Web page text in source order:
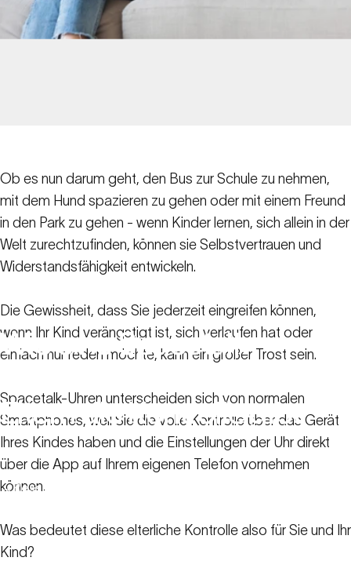
WieeineSpacetalk
ElterndieKontrollegibt
16. Juni 2022
Ressourcen für
Ob es nun darum geht, den Bus zur Schule zu nehmen,
mit dem Hund spazieren zu gehen oder mit einem Freund
in den Park zu gehen - wenn Kinder lernen, sich allein in der
Welt zurechtzufinden, können sie Selbstvertrauen und
Widerstandsfähigkeit entwickeln.
Die Gewissheit, dass Sie jederzeit eingreifen können,
wenn Ihr Kind verängstigt ist, sich verlaufen hat oder
einfach nur reden möchte, kann ein großer Trost sein.
Spacetalk-Uhren unterscheiden sich von normalen
Smartphones, weil Sie die volle Kontrolle über das Gerät
Ihres Kindes haben und die Einstellungen der Uhr direkt
über die App auf Ihrem eigenen Telefon vornehmen
können.
Was bedeutet diese elterliche Kontrolle also für Sie und Ihr
Kind?